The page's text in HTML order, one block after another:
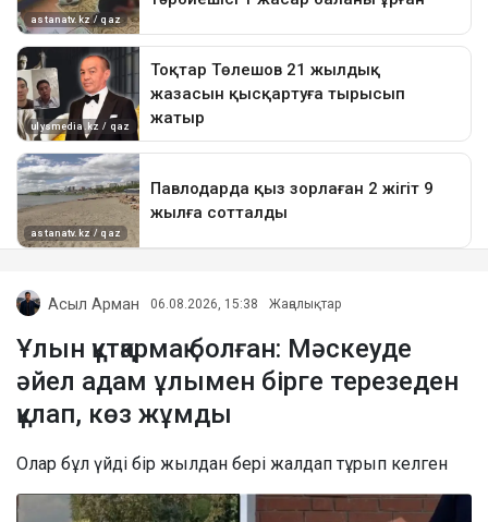
Асыл Арман 06.08.2026, 15:38 Жаңалықтар
Ұлын құтқармақ болған: Мәскеуде
әйел адам ұлымен бірге терезеден
құлап, көз жұмды
Олар бұл үйді бір жылдан бері жалдап тұрып келген